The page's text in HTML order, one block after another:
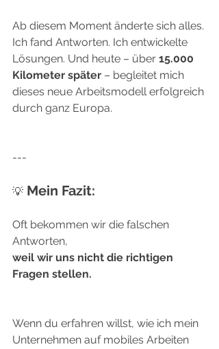
Ab diesem Moment änderte sich alles.
Ich fand Antworten. Ich entwickelte
Lösungen. Und heute – über 15.000
Kilometer später – begleitet mich
dieses neue Arbeitsmodell erfolgreich
durch ganz Europa.
---
💡 Mein Fazit:
Oft bekommen wir die falschen
Antworten,
weil wir uns nicht die richtigen
Fragen stellen.
Wenn du erfahren willst, wie ich mein
Unternehmen auf mobiles Arbeiten